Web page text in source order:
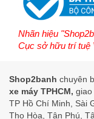
Nhãn hiệu
Cục sở hữu trí tuệ
Shop2banh chuyên
xe máy TPHCM, giao
TP Hồ Chí Minh, Sài
Thọ Hòa, Tân Phú,